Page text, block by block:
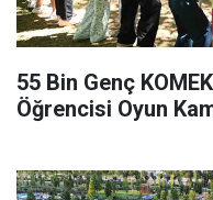
55 Bin Genç
Öğrencisi Oyun